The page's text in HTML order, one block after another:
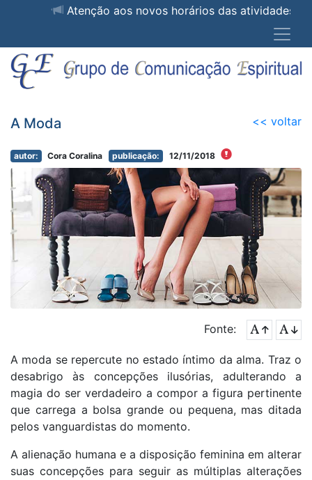
Atenção aos novos horários das
A Moda << voltar
autor: Cora Coralina publicação: 12/11/2018
Fonte:
A moda se repercute no estado íntimo da alma. Traz o
desabrigo às concepções ilusórias, adulterando a
magia do ser verdadeiro a compor a figura pertinente
que carrega a bolsa grande ou pequena, mas ditada
pelos vanguardistas do momento.
A alienação humana e a disposição feminina em alterar
suas concepções para seguir as múltiplas alterações